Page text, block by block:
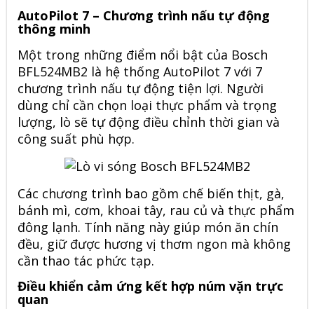
AutoPilot 7 – Chương trình nấu tự động
thông minh
Một trong những điểm nổi bật của Bosch
BFL524MB2 là hệ thống AutoPilot 7 với 7
chương trình nấu tự động tiện lợi. Người
dùng chỉ cần chọn loại thực phẩm và trọng
lượng, lò sẽ tự động điều chỉnh thời gian và
công suất phù hợp.
Các chương trình bao gồm chế biến thịt, gà,
bánh mì, cơm, khoai tây, rau củ và thực phẩm
đông lạnh. Tính năng này giúp món ăn chín
đều, giữ được hương vị thơm ngon mà không
cần thao tác phức tạp.
Điều khiển cảm ứng kết hợp núm vặn trực
quan